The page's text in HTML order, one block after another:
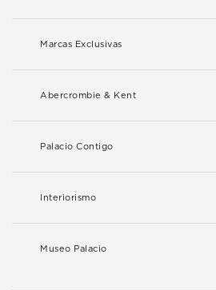
Marcas Exclusivas
Abercrombie & Kent
Palacio Contigo
Interiorismo
Museo Palacio